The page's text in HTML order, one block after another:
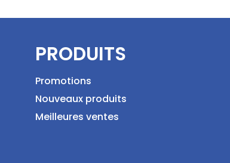
PRODUITS
Promotions
Nouveaux produits
Meilleures ventes